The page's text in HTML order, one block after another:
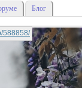
Блог
588858/